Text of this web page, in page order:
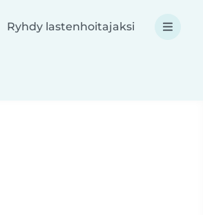
Ryhdy lastenhoitajaksi